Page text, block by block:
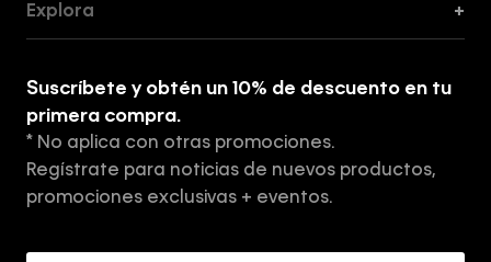
Tiendas
Aviso de privacidad
Términos y Condiciones
Explora +
Suscríbete y obtén un 10% de descuento en tu
primera compra.
* No aplica con otras promociones.
Regístrate para noticias de nuevos productos,
promociones exclusivas + eventos.